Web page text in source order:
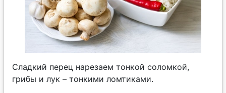
Сладкий перец нарезаем тонкой соломкой,
грибы и лук – тонкими ломтиками.